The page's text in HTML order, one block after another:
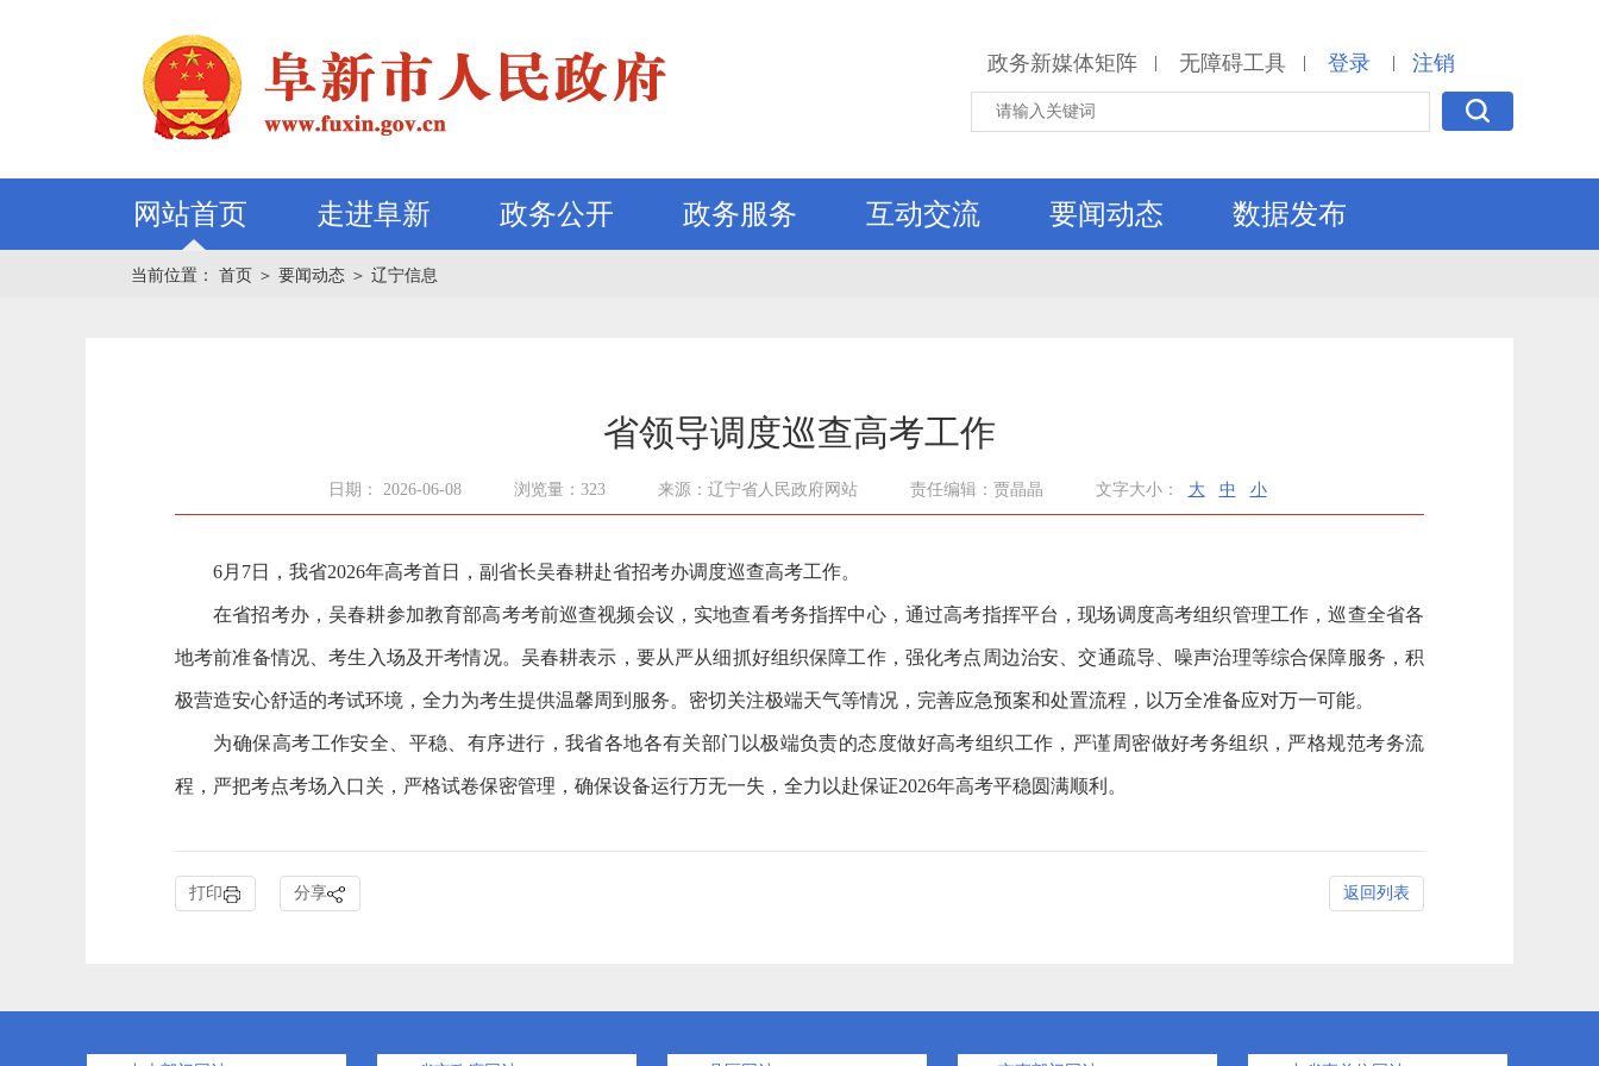
政务新媒体矩阵 | 无障碍工具 | 登录 | 注销
网站首页 走进阜新 政务公开 政务服务 互动交流 要闻动态 数据发布
当前位置： 首页 ＞ 要闻动态 ＞ 辽宁信息
省领导调度巡查高考工作
日期： 2026-06-08 浏览量：323 来源：辽宁省人民政府网站 责任编辑：贾晶晶 文字大小： 大 中 小
6月7日，我省2026年高考首日，副省长吴春耕赴省招考办调度巡查高考工作。
在省招考办，吴春耕参加教育部高考考前巡查视频会议，实地查看考务指挥中心，通过高考指挥平台，现场调度高考组织管理工作，巡查全省各
地考前准备情况、考生入场及开考情况。吴春耕表示，要从严从细抓好组织保障工作，强化考点周边治安、交通疏导、噪声治理等综合保障服务，积
极营造安心舒适的考试环境，全力为考生提供温馨周到服务。密切关注极端天气等情况，完善应急预案和处置流程，以万全准备应对万一可能。
为确保高考工作安全、平稳、有序进行，我省各地各有关部门以极端负责的态度做好高考组织工作，严谨周密做好考务组织，严格规范考务流
程，严把考点考场入口关，严格试卷保密管理，确保设备运行万无一失，全力以赴保证2026年高考平稳圆满顺利。
打印 分享 返回列表